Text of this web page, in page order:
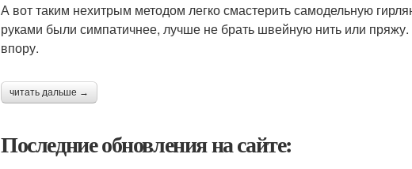
А вот таким нехитрым методом легко смастерить самодельную
руками были симпатичнее, лучше не брать швейную нить или
впору.
читать дальше →
Последние обновления на сайте: